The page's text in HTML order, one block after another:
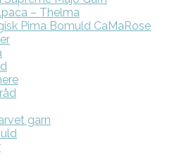
– Thelma
Pima Bomuld CaMaRose
garn